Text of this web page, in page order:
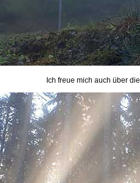
Ich freue mich auch über